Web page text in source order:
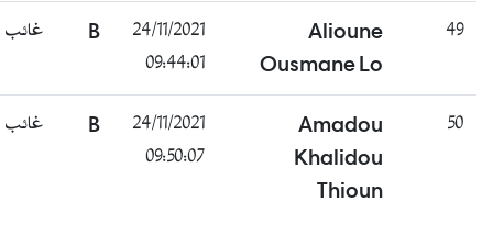
49
Alioune
Ousmane Lo
24/11/2021
09:44:01
B غائب
50
Amadou
Khalidou
Thioun
24/11/2021
09:50:07
B غائب